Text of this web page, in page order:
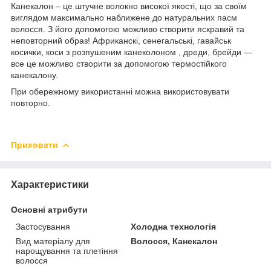
Канекалон – це штучне волокно високої якості, що за своїм
виглядом максимально наближене до натуральних пасм
волосся. З його допомогою можливо створити яскравий та
неповторний образ! Африканскі, сенегальські, гавайськ
косички, коси з розпушеним канеколоном , дреди, брейди —
все це можливо створити за допомогою термостійкого
канекалону.
При обережному використанні можна використовувати
повторно.
Приховати
Характеристики
Основні атрибути
Застосування
Холодна технологія
Вид матеріалу для
нарощування та плетіння
волосся
Волосся, Канекалон